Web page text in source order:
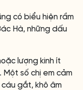
có biểu hiện rầm
Hà, những dấu
lượng kinh ít
Một số chị em cảm
gắt, khô âm